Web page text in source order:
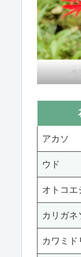
ベ
アカソ
ウド
オトコエ
カリガネ
カワミド